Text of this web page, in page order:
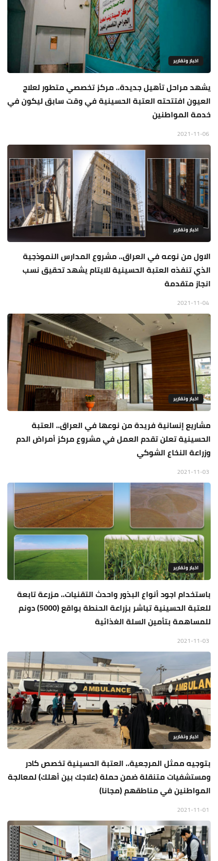
اخبار وتقارير
يشهد مراحل تأهيل جديدة.. مركز تخصصي متطور لعلاج
العيون افتتحته العتبة الحسينية في وقت سابق ليكون في
خدمة المواطنين
اخبار وتقارير
الاول من نوعه في العراق.. مشروع المدارس النموذجية
الذي تنفذه العتبة الحسينية للايتام يشهد تحقيق نسب
انجاز متقدمة
اخبار وتقارير
مشاريع إنسانية فريدة من نوعها في العراق.. العتبة
الحسينية تعلن تقدم العمل في مشروع مركز أمراض الدم
وزراعة النخاع الشوكي
اخبار وتقارير
باستخدام اجود أنواع البذور واحدث التقنيات.. مزرعة تابعة
للعتبة الحسينية تباشر بزراعة الحنطة بواقع (5000) دونم
للمساهمة بتأمين السلة الغذائية
اخبار وتقارير
بتوجيه ممثل المرجعية.. العتبة الحسينية تخصص كادر
ومستشفيات متنقلة ضمن حملة (علاجك بين أهلك) لمعالجة
المواطنين في مناطقهم (مجانا)